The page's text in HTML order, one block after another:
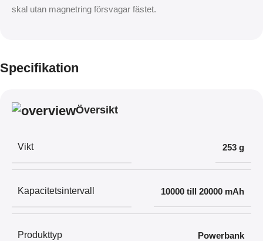
skal utan magnetring försvagar fästet.
Specifikation
Översikt
Vikt 253 g
Kapacitetsintervall 10000 till 20000 mAh
Produkttyp Powerbank